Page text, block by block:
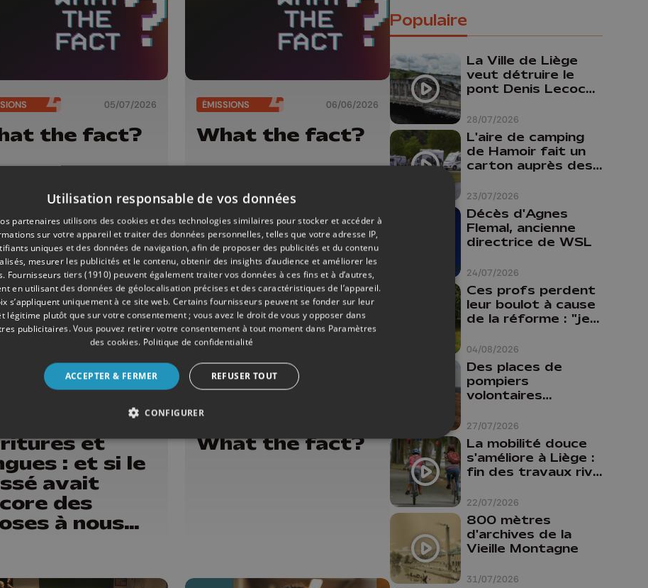
05/07/2026
the fact?
ÉMISSIONS 06/06/2026
What the fact?
05/05/2026
et
: et si le
avait
des
à nous
ÉMISSIONS
What the fact?
Populaire
28/07/2026
La Ville de Liège
veut détruire le
pont Denis Lecocq
budget pour le
faire
23/07/2026
L'aire de camping
de Hamoir fait un
carton auprès des
24/07/2026
Décès d'Agnes
Flemal, ancienne
directrice de WSL
04/08/2026
Ces profs perdent
leur boulot à cause
de la réforme : "je
comme prof que
comme
pharmacienne"
27/07/2026
Des places de
pompiers
volontaires
province de Liège :
"Un citoyen qui
n'est formé ne
peut pas nous
aider"
22/07/2026
La mobilité douce
s'améliore à Liège :
fin des travaux rive
cyclo-piétonnes
Avroy et
Guillemins...
31/07/2026
800 mètres
d'archives de la
Vieille Montagne
Utilisation responsable de vos données
partenaires utilisons des cookies et des technologies similaires pour stocker et accéder à
sur votre appareil et traiter des données personnelles, telles que votre adresse IP,
uniques et des données de navigation, afin de proposer des publicités et du contenu
mesurer les publicités et le contenu, obtenir des insights d’audience et améliorer les
Fournisseurs tiers (1910) peuvent également traiter vos données à ces fins et à d’autres,
en utilisant des données de géolocalisation précises et des caractéristiques de l’appareil.
s’appliquent uniquement à ce site web. Certains fournisseurs peuvent se fonder sur leur
légitime plutôt que sur votre consentement ; vous avez le droit de vous y opposer dans
publicitaires. Vous pouvez retirer votre consentement à tout moment dans Paramètres
des cookies. Politique de confidentialité
ACCEPTER & FERMER REFUSER TOUT
CONFIGURER